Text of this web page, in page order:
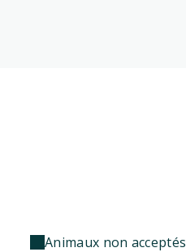
Animaux non acceptés